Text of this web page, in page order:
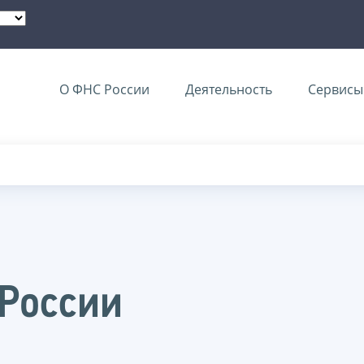
О ФНС России Деятельность Сервисы